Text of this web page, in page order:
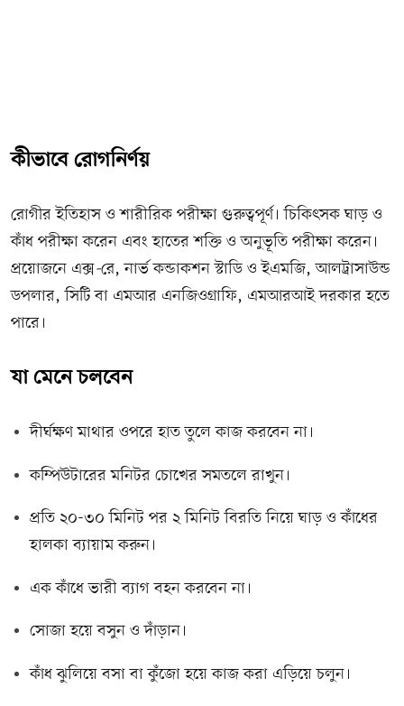
কীভাবে রোগনির্ণয়
রোগীর ইতিহাস ও শারীরিক পরীক্ষা গুরুত্বপূর্ণ। চিকিৎসক ঘাড় ও
কাঁধ পরীক্ষা করেন এবং হাতের শক্তি ও অনুভূতি পরীক্ষা করেন।
প্রয়োজনে এক্স-রে, নার্ভ কন্ডাকশন স্টাডি ও ইএমজি, আলট্রাসাউন্ড
ডপলার, সিটি বা এমআর এনজিওগ্রাফি, এমআরআই দরকার হতে
পারে।
যা মেনে চলবেন
দীর্ঘক্ষণ মাথার ওপরে হাত তুলে কাজ করবেন না।
কম্পিউটারের মনিটর চোখের সমতলে রাখুন।
প্রতি ২০-৩০ মিনিট পর ২ মিনিট বিরতি নিয়ে ঘাড় ও কাঁধের
হালকা ব্যায়াম করুন।
এক কাঁধে ভারী ব্যাগ বহন করবেন না।
সোজা হয়ে বসুন ও দাঁড়ান।
কাঁধ ঝুলিয়ে বসা বা কুঁজো হয়ে কাজ করা এড়িয়ে চলুন।